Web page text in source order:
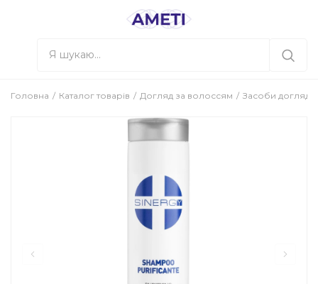
Головна Каталог товарів Догляд за волоссям Засоби